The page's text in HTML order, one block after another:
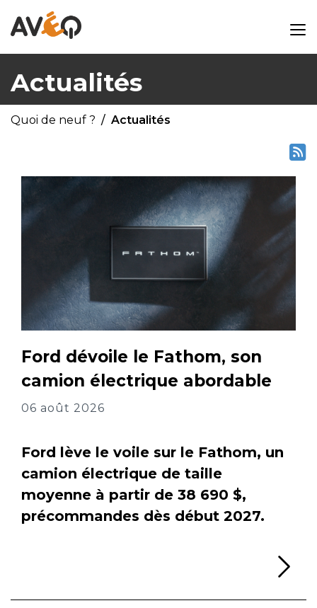
Actualités
Quoi de neuf ? Actualités
Ford dévoile le Fathom, son
camion électrique abordable
06 août 2026
Ford lève le voile sur le Fathom, un
camion électrique de taille
moyenne à partir de 38 690 $,
précommandes dès début 2027.